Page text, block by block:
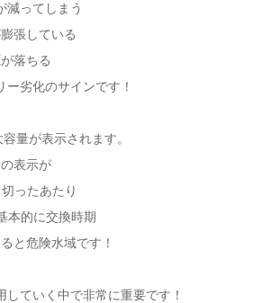
減ってしまう
張している
落ちる
ー劣化のサインです！
量が表示されます。
表示が
ったあたり
本的に交換時期
と危険水域です！
ていく中で非常に重要です！